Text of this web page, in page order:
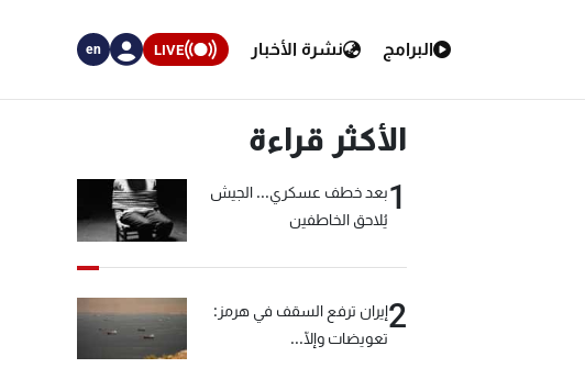
البرامج نشرة الأخبار LIVE
en
الأكثر قراءة
1بعد خطف عسكري... الجيش
يُلاحق الخاطفين
2إيران ترفع السقف في هرمز:
تعويضات وإلّا...